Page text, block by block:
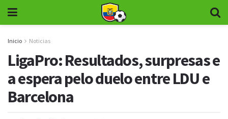
Inicio Noticias
LigaPro: Resultados, surpresas e
a espera pelo duelo entre LDU e
Barcelona